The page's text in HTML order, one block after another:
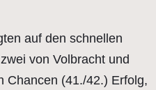
auf den schnellen
von Volbracht und
Chancen (41./42.) Erfolg,